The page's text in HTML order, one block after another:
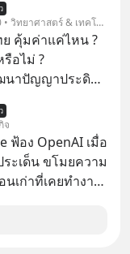
ธรรมเนียมซื้อ |
ฟรีค่าธรรมเนียม
เมื่อวาน เวลา 12:00 • วิทยาศาสตร์ & เทคโนโลยี
คุ้มค่าแค่ไหน ?
อไม่ ?
นาปัญญาประดิษฐ์
จภาษาไทย และ
เป็นอย่างดี
ฒนา AI ของ
ง จะเกิดอะไรขึ้น
ย และเศรษฐกิจ
จ
ฟ้อง OpenAI เมื่อ
ะเด็น ขโมยความ
นเก่าที่เคยทำงาน
นยังอยู่บริษัท